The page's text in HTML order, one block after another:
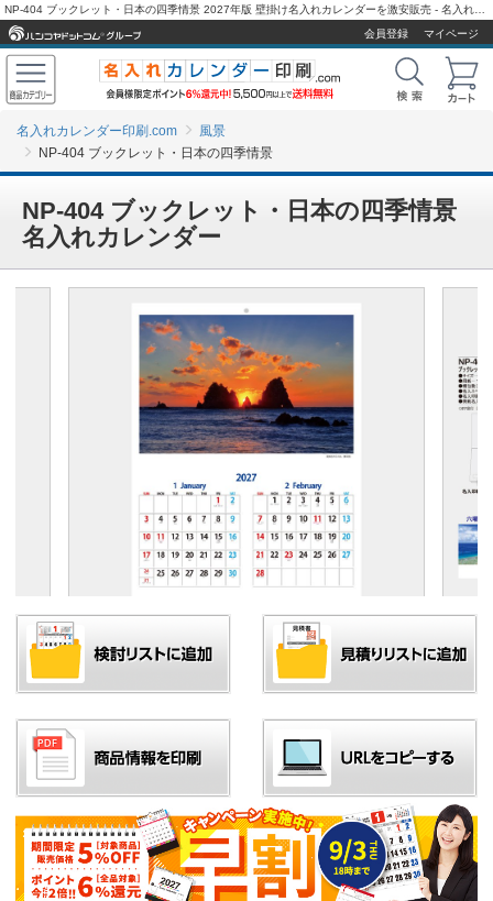
会員登録
マイページ
名入れカレンダー印刷.com
風景
NP-404 ブックレット・日本の四季情景
NP-404 ブックレット・日本の四季情景
名入れカレンダー